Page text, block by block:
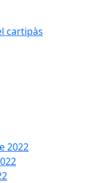
cartipàs
2022